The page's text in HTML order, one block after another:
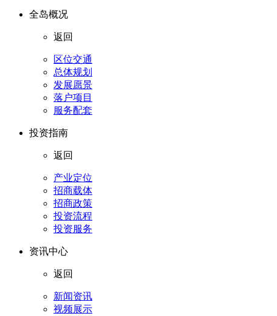
全岛概况
返回
区位交通
总体规划
发展愿景
落户项目
服务配套
投资指南
返回
产业定位
招商载体
招商政策
投资流程
投资服务
资讯中心
返回
新闻资讯
视频展示